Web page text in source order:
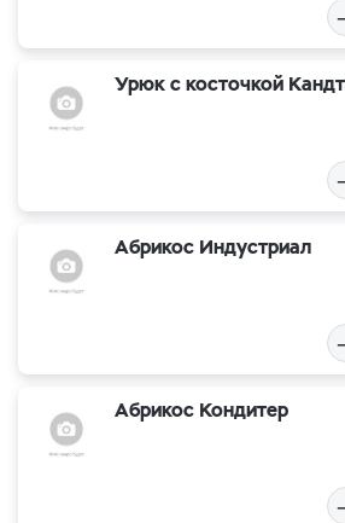
Урюк с косточкой
Абрикос Индустриал
Абрикос Кондитер